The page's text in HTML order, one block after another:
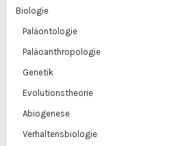
Biologie
Paläontologie
Paläoanthropologie
Genetik
Evolutionstheorie
Abiogenese
Verhaltensbiologie